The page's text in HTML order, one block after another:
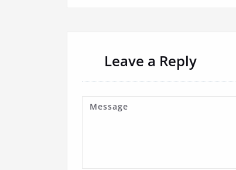
Leave a Reply